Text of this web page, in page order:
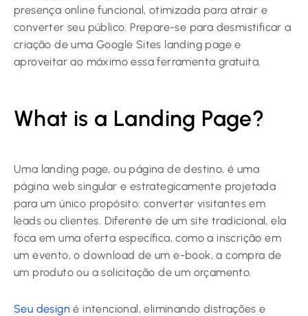
presença online funcional, otimizada para atrair e
converter seu público. Prepare-se para desmistificar a
criação de uma Google Sites landing page e
aproveitar ao máximo essa ferramenta gratuita.
What is a Landing Page?
Uma landing page, ou página de destino, é uma
página web singular e estrategicamente projetada
para um único propósito: converter visitantes em
leads ou clientes. Diferente de um site tradicional, ela
foca em uma oferta específica, como a inscrição em
um evento, o download de um e-book, a compra de
um produto ou a solicitação de um orçamento.
Seu design é intencional, eliminando distrações e